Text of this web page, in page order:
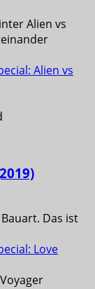
Alien vs
Alien vs
Das ist
Love